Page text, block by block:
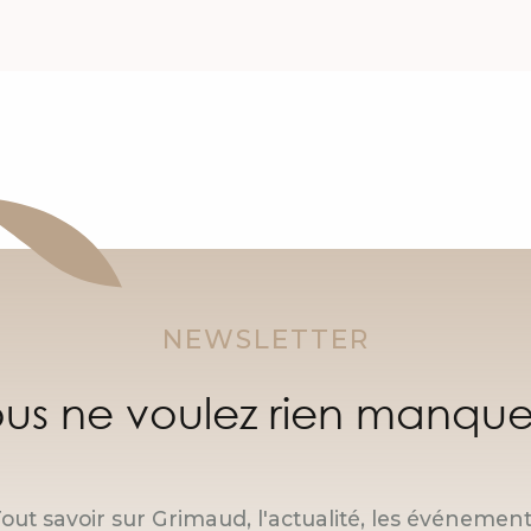
NEWSLETTER
ne voulez rien
savoir sur Grimaud, l'actualité, les